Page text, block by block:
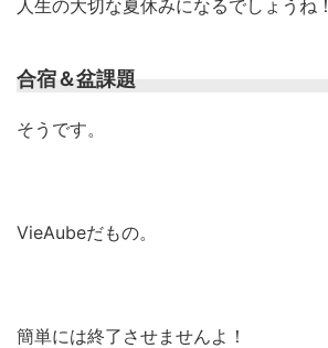
人生の大切な夏休みになるでしょうね！
合宿＆盆課題
そうです。
VieAubeだもの。
簡単には終了させませんよ！